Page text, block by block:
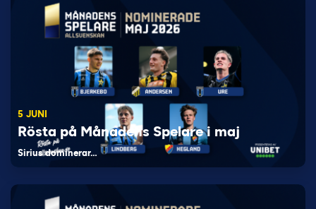
5 JUNI
Rösta på Månadens Spelare i maj
Sirius dominerar…